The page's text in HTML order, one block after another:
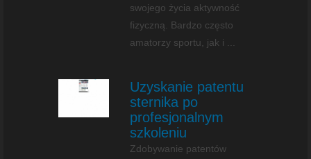
swojego życia aktywność
fizyczną. Bardzo często
amatorzy sportu, jak i ...
Uzyskanie patentu
sternika po
profesjonalnym
szkoleniu
Zdobywanie patentów